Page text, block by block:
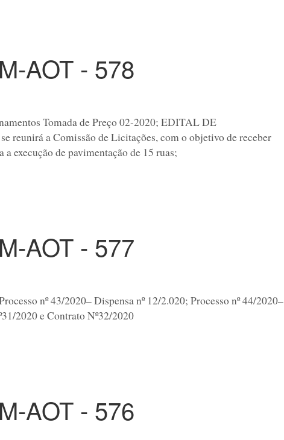
AOT - 578
Tomada de Preço 02-2020; EDITAL DE
reunirá a Comissão de Licitações, com o objetivo de receber
execução de pavimentação de 15 ruas;
AOT - 577
nº 43/2020– Dispensa nº 12/2.020; Processo nº 44/2020–
2020 e Contrato Nº32/2020
AOT - 576